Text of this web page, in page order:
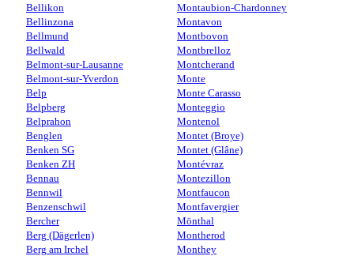
Bellikon
Bellinzona
Bellmund
Bellwald
Belmont-sur-Lausanne
Belmont-sur-Yverdon
Belp
Belpberg
Belprahon
Benglen
Benken SG
Benken ZH
Bennau
Bennwil
Benzenschwil
Bercher
Berg (Dägerlen)
Berg am Irchel
Montaubion-Chardonney
Montavon
Montbovon
Montbrelloz
Montcherand
Monte
Monte Carasso
Monteggio
Montenol
Montet (Broye)
Montet (Glâne)
Montévraz
Montezillon
Montfaucon
Montfavergier
Mönthal
Montherod
Monthey